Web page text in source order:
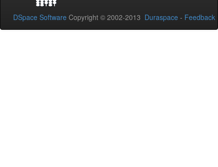
DSpace Software Copyright © 2002-2013 Duraspace - Feedback